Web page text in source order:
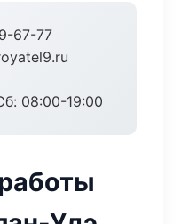
67-77
08:00-19:00